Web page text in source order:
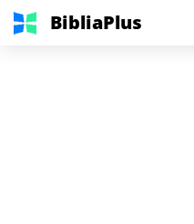
BibliaPlus